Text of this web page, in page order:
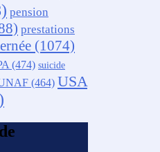
pension
prestations
(1074)
(474) suicide
(464) USA